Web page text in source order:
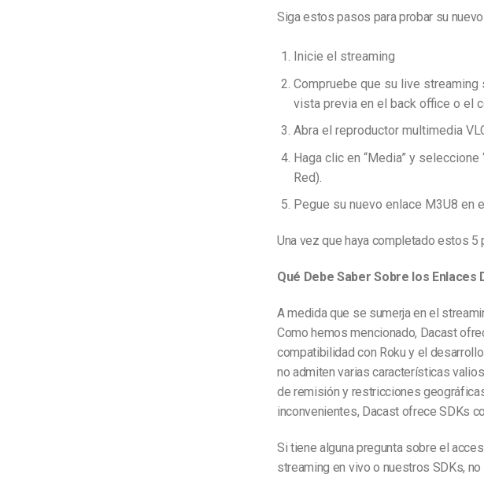
Siga estos pasos para probar su
Inicie el streaming
Compruebe que su live
vista previa en el back office o el
Abra el reproductor multimedia
Haga clic en “Media” y
Red).
Pegue su nuevo enlace M3U8 en
Una vez que haya completado estos 5
Qué Debe Saber Sobre los Enlaces
A medida que se sumerja en el
Como hemos mencionado, Dacast
compatibilidad con Roku y el
no admiten varias características
de remisión y restricciones
inconvenientes, Dacast ofrece SDKs
Si tiene alguna pregunta sobre el
streaming en vivo o nuestros SDKs,